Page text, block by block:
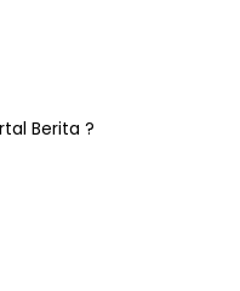
Berita ?